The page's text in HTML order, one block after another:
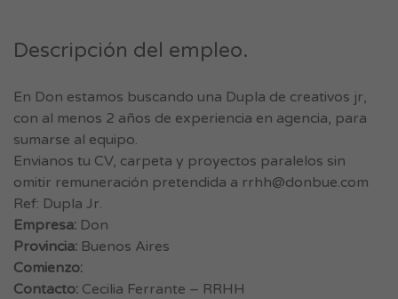
Descripción del empleo.
En Don estamos buscando una Dupla de creativos jr,
con al menos 2 años de experiencia en agencia, para
sumarse al equipo.
Envianos tu CV, carpeta y proyectos paralelos sin
omitir remuneración pretendida a rrhh@donbue.com
Ref: Dupla Jr.
Empresa: Don
Provincia: Buenos Aires
Comienzo:
Contacto: Cecilia Ferrante – RRHH